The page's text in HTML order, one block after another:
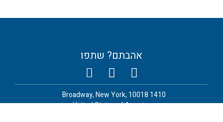
אהבתם? שתפו
1410 Broadway, New York, 10018
United States of America